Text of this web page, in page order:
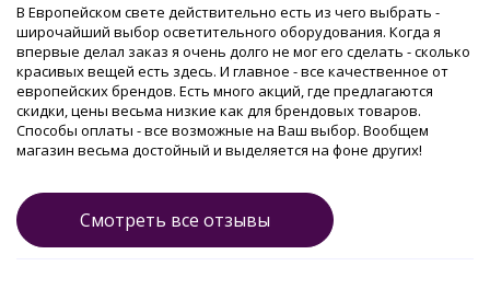
В Европейском свете действительно есть из чего выбрать -
широчайший выбор осветительного оборудования. Когда я
впервые делал заказ я очень долго не мог его сделать - сколько
красивых вещей есть здесь. И главное - все качественное от
европейских брендов. Есть много акций, где предлагаются
скидки, цены весьма низкие как для брендовых товаров.
Способы оплаты - все возможные на Ваш выбор. Вообщем
магазин весьма достойный и выделяется на фоне других!
Смотреть все отзывы